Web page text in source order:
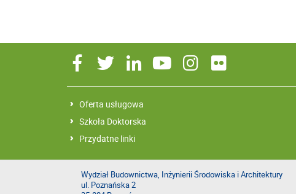
Oferta usługowa
Szkoła Doktorska
Przydatne linki
Wydział Budownictwa, Inżynierii Środowiska i Architektury
ul. Poznańska 2